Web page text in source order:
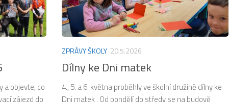
a objevte, co
zájezd do
ZPRÁVY ŠKOLY 20.5.2026
Dílny ke Dni matek
4., 5. a 6. května proběhly ve školní družině dílny ke
Dni matek . Od pondělí do středy se na budově